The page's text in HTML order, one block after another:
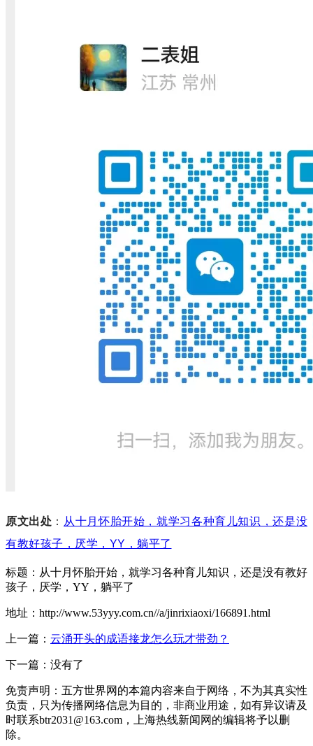
原文出处 ： 从十月怀胎开始，就学习各种育儿知识，还是没
有教好孩子，厌学，YY，躺平了
标题：从十月怀胎开始，就学习各种育儿知识，还是没有教好
孩子，厌学，YY，躺平了
地址：http://www.53yyy.com.cn//a/jinrixiaoxi/166891.html
上一篇： 云涌开头的成语接龙怎么玩才带劲？
下一篇：没有了
免责声明：五方世界网的本篇内容来自于网络，不为其真实性
负责，只为传播网络信息为目的，非商业用途，如有异议请及
时联系btr2031@163.com，上海热线新闻网的编辑将予以删
除。